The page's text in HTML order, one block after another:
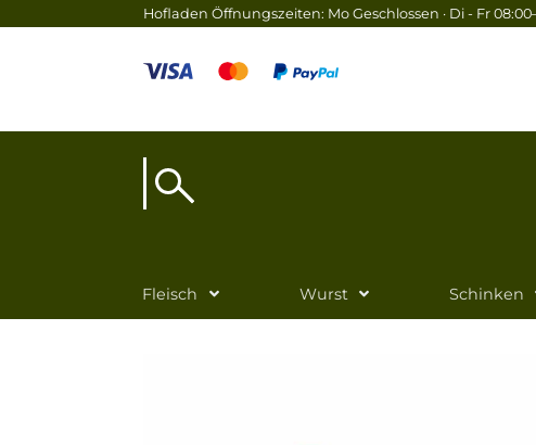
Hofladen Öffnungszeiten: Mo Geschlossen · Di - Fr
Fleisch Wurst Schinken